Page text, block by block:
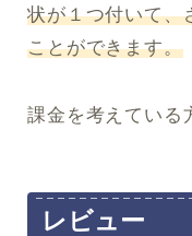
状が１つ付いて、
ことができます。
課金を考えている
レビュー